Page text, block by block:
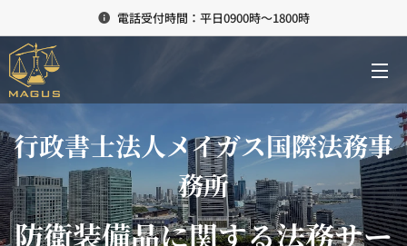
電話受付時間：平日0900時～1800時
行政書士法人メイガス国際法務事
務所
防衛装備品に関する法務サー